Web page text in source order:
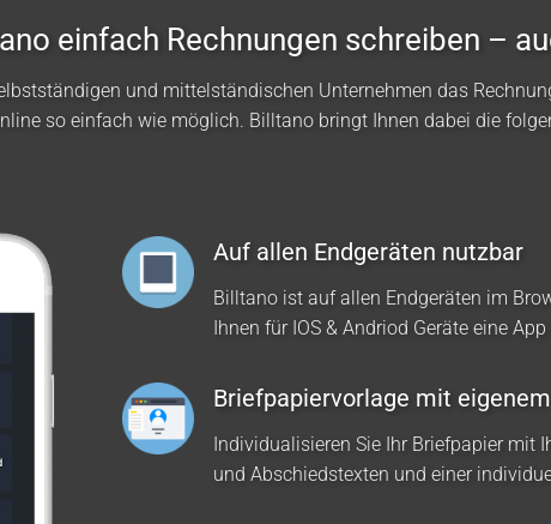
einfach Rechnungen schreiben –
und mittelständischen Unternehmen das
so einfach wie möglich. Billtano bringt Ihnen dabei die
Auf allen Endgeräten nutzbar
Billtano ist auf allen Endgeräten im
Ihnen für IOS & Andriod Geräte eine
Briefpapiervorlage mit
Individualisieren Sie Ihr Briefpapier mit
und Abschiedstexten und einer